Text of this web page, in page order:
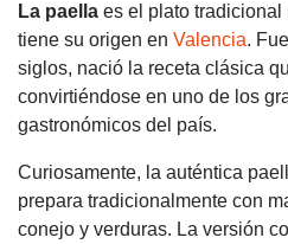
La paella es el plato tradicional
tiene su origen en Valencia.
siglos, nació la receta clásica
convirtiéndose en uno de los
gastronómicos del país.
Curiosamente, la auténtica
prepara tradicionalmente con
conejo y verduras. La versión